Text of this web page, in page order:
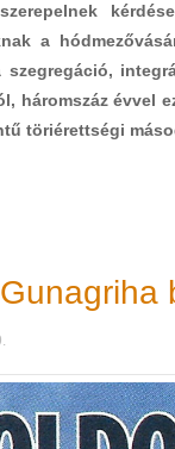
a
háromszáz
töriérettségi